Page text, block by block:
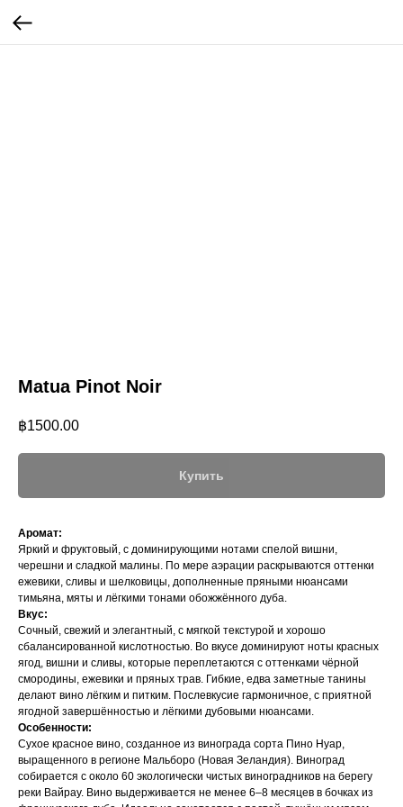
Matua Pinot Noir
฿1500.00
Купить
Аромат:
Яркий и фруктовый, с доминирующими нотами спелой вишни,
черешни и сладкой малины. По мере аэрации раскрываются оттенки
ежевики, сливы и шелковицы, дополненные пряными нюансами
тимьяна, мяты и лёгкими тонами обожжённого дуба.
Вкус:
Сочный, свежий и элегантный, с мягкой текстурой и хорошо
сбалансированной кислотностью. Во вкусе доминируют ноты красных
ягод, вишни и сливы, которые переплетаются с оттенками чёрной
смородины, ежевики и пряных трав. Гибкие, едва заметные танины
делают вино лёгким и питким. Послевкусие гармоничное, с приятной
ягодной завершённостью и лёгкими дубовыми нюансами.
Особенности:
Сухое красное вино, созданное из винограда сорта Пино Нуар,
выращенного в регионе Мальборо (Новая Зеландия). Виноград
собирается с около 60 экологически чистых виноградников на берегу
реки Вайрау. Вино выдерживается не менее 6–8 месяцев в бочках из